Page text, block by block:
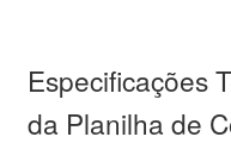
Especificações
da Planilha de